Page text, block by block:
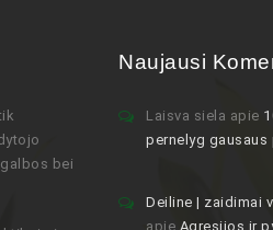
bei
Naujausi
Laisva siela apie
pernelyg gausaus
Deiline | zaidimai
apie Agresijos ir